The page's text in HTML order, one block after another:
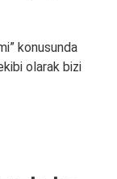
konusunda
olarak bizi